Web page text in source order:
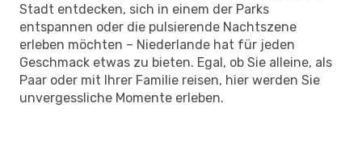
Stadt entdecken, sich in einem der Parks
entspannen oder die pulsierende Nachtszene
erleben möchten – Niederlande hat für jeden
Geschmack etwas zu bieten. Egal, ob Sie alleine, als
Paar oder mit Ihrer Familie reisen, hier werden Sie
unvergessliche Momente erleben.